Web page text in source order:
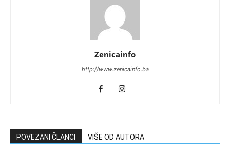
Zenicainfo
http://www.zenicainfo.ba
POVEZANI ČLANCI VIŠE OD AUTORA